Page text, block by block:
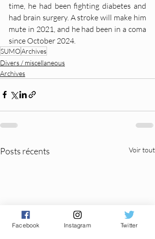
time, he had been fighting diabetes and
had brain surgery. A stroke will make him
mute in 2021, and he had been in a coma
since October 2024.
SUMOArchives
Divers / miscellaneous
Archives
Posts récents Voir tout
Facebook Instagram Twitter